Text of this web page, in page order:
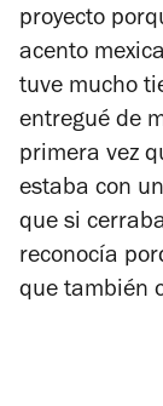
proyecto
acento
tuve mucho
entregué de
primera vez
estaba con
que si
reconocía
que también